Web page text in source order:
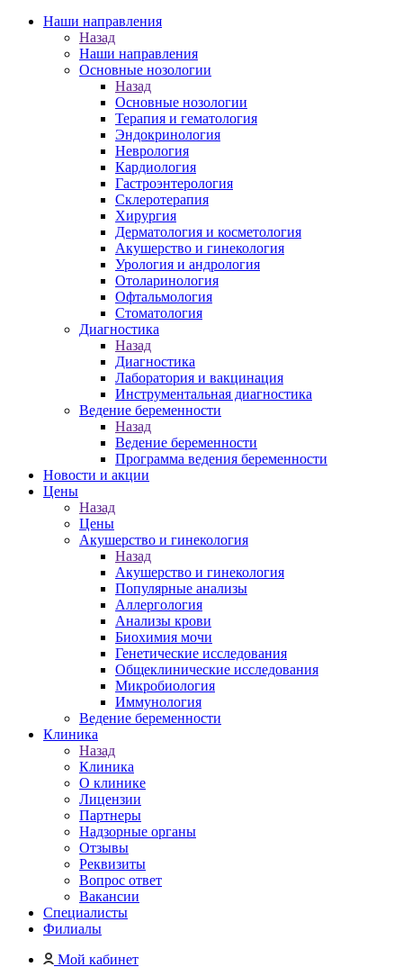
Наши направления
Назад
Наши направления
Основные нозологии
Назад
Основные нозологии
Терапия и гематология
Эндокринология
Неврология
Кардиология
Гастроэнтерология
Склеротерапия
Хирургия
Дерматология и косметология
Акушерство и гинекология
Урология и андрология
Отоларинология
Офтальмология
Стоматология
Диагностика
Назад
Диагностика
Лаборатория и вакцинация
Инструментальная диагностика
Ведение беременности
Назад
Ведение беременности
Программа ведения беременности
Новости и акции
Цены
Назад
Цены
Акушерство и гинекология
Назад
Акушерство и гинекология
Популярные анализы
Аллергология
Анализы крови
Биохимия мочи
Генетические исследования
Общеклинические исследования
Микробиология
Иммунология
Ведение беременности
Клиника
Назад
Клиника
О клинике
Лицензии
Партнеры
Надзорные органы
Отзывы
Реквизиты
Вопрос ответ
Вакансии
Специалисты
Филиалы
Мой кабинет